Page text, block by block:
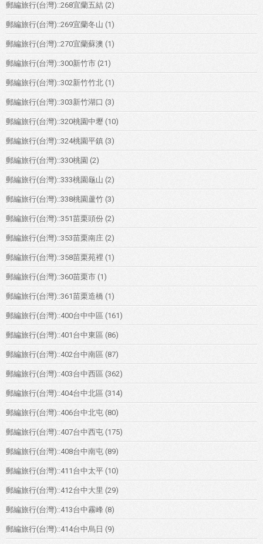
郵編旅行(台灣)::268宜蘭五結 (2)
郵編旅行(台灣)::269宜蘭冬山 (1)
郵編旅行(台灣)::270宜蘭蘇澳 (1)
郵編旅行(台灣)::300新竹市 (21)
郵編旅行(台灣)::302新竹竹北 (1)
郵編旅行(台灣)::303新竹湖口 (3)
郵編旅行(台灣)::320桃園中壢 (10)
郵編旅行(台灣)::324桃園平鎮 (3)
郵編旅行(台灣)::330桃園 (2)
郵編旅行(台灣)::333桃園龜山 (2)
郵編旅行(台灣)::338桃園蘆竹 (3)
郵編旅行(台灣)::351苗栗頭份 (2)
郵編旅行(台灣)::353苗栗南庄 (2)
郵編旅行(台灣)::358苗栗苑裡 (1)
郵編旅行(台灣)::360苗栗市 (1)
郵編旅行(台灣)::361苗栗造橋 (1)
郵編旅行(台灣)::400台中中區 (161)
郵編旅行(台灣)::401台中東區 (86)
郵編旅行(台灣)::402台中南區 (87)
郵編旅行(台灣)::403台中西區 (362)
郵編旅行(台灣)::404台中北區 (314)
郵編旅行(台灣)::406台中北屯 (80)
郵編旅行(台灣)::407台中西屯 (175)
郵編旅行(台灣)::408台中南屯 (89)
郵編旅行(台灣)::411台中太平 (10)
郵編旅行(台灣)::412台中大里 (29)
郵編旅行(台灣)::413台中霧峰 (8)
郵編旅行(台灣)::414台中烏日 (9)